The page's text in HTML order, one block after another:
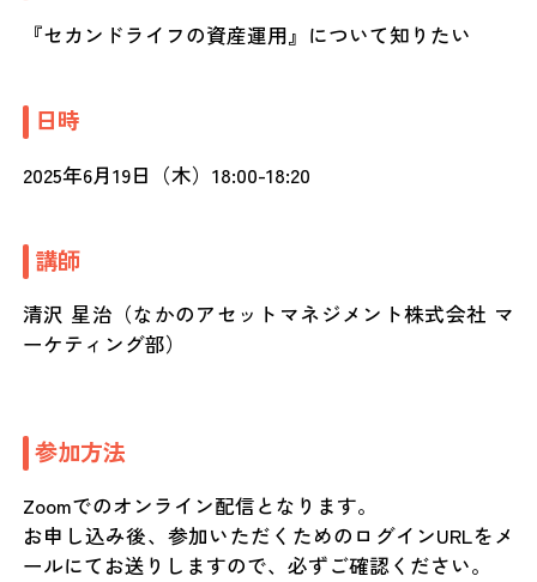
『セカンドライフの資産運用』について知りたい
日時
2025年6月19日（木）18:00-18:20
講師
清沢 星治（なかのアセットマネジメント株式会社 マ
ーケティング部）
参加方法
Zoomでのオンライン配信となります。
お申し込み後、参加いただくためのログインURLをメ
ールにてお送りしますので、必ずご確認ください。